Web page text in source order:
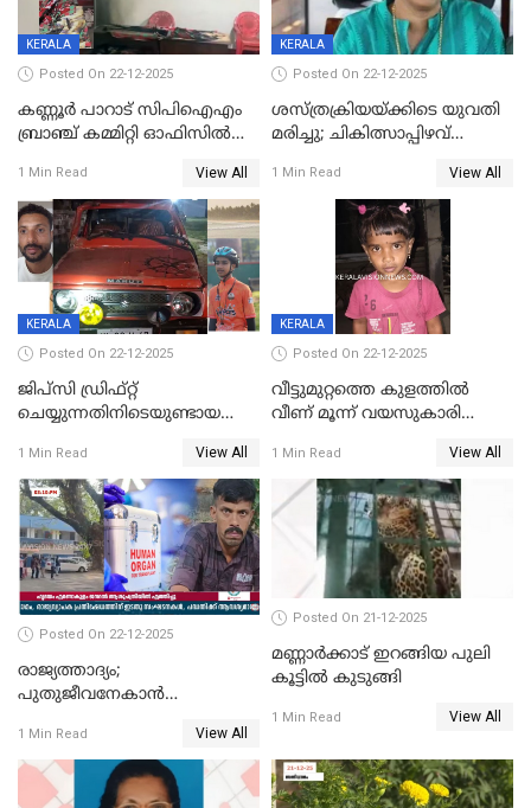
KERALA
Posted On 22-12-2025
കണ്ണൂർ പാറാട് സിപിഐഎം
ബ്രാഞ്ച് കമ്മിറ്റി ഓഫിസിൽ
ചിത്രങ്ങളടക്കം കത്തിയ
നിലയിൽ
1 Min Read View All
KERALA
Posted On 22-12-2025
ശസ്ത്രക്രിയയ്‌ക്കിടെ യുവതി
മരിച്ചു; ചികിത്സാപ്പിഴവ്
സംഭവം മാവേലിക്കരയിൽ
1 Min Read View All
KERALA
Posted On 22-12-2025
ജിപ്സി ഡ്രിഫ്റ്റ്
ചെയ്യുന്നതിനിടെയുണ്ടായ
ദാരുണാന്ത്യം; ജീപ്സി
ഓടിച്ചയാൾ അറസ്റ്റിൽ.
1 Min Read View All
KERALA
Posted On 22-12-2025
വീട്ടുമുറ്റത്തെ കുളത്തിൽ
വീണ് മൂന്ന് വയസുകാരി
1 Min Read View All
Posted On 22-12-2025
രാജ്യത്താദ്യം;
പുതുജീവനേകാൻ
എറണാകുളം സർക്കാർ
ജനറൽ
ആശുപത്രിയിലെത്തിച്ചു
1 Min Read View All
Posted On 21-12-2025
മണ്ണാർക്കാട് ഇറങ്ങിയ പുലി
കൂട്ടിൽ കുടുങ്ങി
1 Min Read View All